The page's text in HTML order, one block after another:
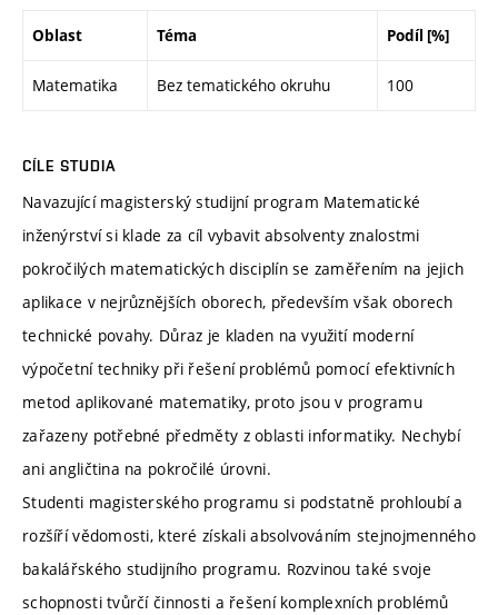
Oblast Téma Podíl [%]
Matematika Bez tematického okruhu 100
CÍLE STUDIA
Navazující magisterský studijní program Matematické
inženýrství si klade za cíl vybavit absolventy znalostmi
pokročilých matematických disciplín se zaměřením na jejich
aplikace v nejrůznějších oborech, především však oborech
technické povahy. Důraz je kladen na využití moderní
výpočetní techniky při řešení problémů pomocí efektivních
metod aplikované matematiky, proto jsou v programu
zařazeny potřebné předměty z oblasti informatiky. Nechybí
ani angličtina na pokročilé úrovni.
Studenti magisterského programu si podstatně prohloubí a
rozšíří vědomosti, které získali absolvováním stejnojmenného
bakalářského studijního programu. Rozvinou také svoje
schopnosti tvůrčí činnosti a řešení komplexních problémů